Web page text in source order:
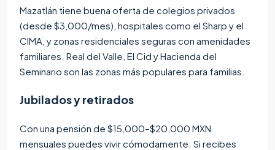
Mazatlán tiene buena oferta de colegios privados
(desde $3,000/mes), hospitales como el Sharp y el
CIMA, y zonas residenciales seguras con amenidades
familiares. Real del Valle, El Cid y Hacienda del
Seminario son las zonas más populares para familias.
Jubilados y retirados
Con una pensión de $15,000–$20,000 MXN
mensuales puedes vivir cómodamente. Si recibes